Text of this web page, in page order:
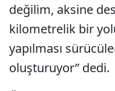
değilim, aksine
kilometrelik bir
yapılması
oluşturuyor” dedi.